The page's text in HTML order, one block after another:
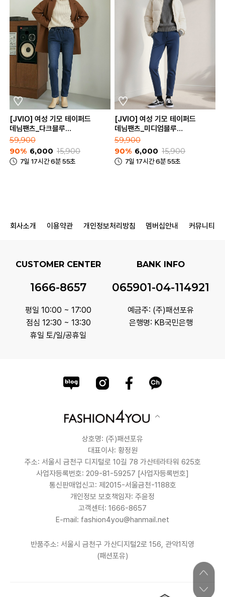
[JVIO] 여성 기모 테이퍼드
데님팬츠_다크블루
(LJ23F755DBL)
59,900
90% 6,000 15,900
7일 17시간 6분 55초
[JVIO] 여성 기모 테이퍼드
데님팬츠_미디엄블루
(LJ23F755MBL)
59,900
90% 6,000 15,900
7일 17시간 6분 55초
회사소개 이용약관 개인정보처리방침 멤버십안내 커뮤니티
CUSTOMER CENTER
1666-8657
평일 10:00 ~ 17:00
점심 12:30 ~ 13:30
휴일 토/일/공휴일
BANK INFO
065901-04-114921
예금주: (주)패션포유
은행명: KB국민은행
상호명: (주)패션포유
대표이사: 황정원
주소: 서울시 금천구 디지털로 10길 78 가산테라타워 625호
사업자등록번호: 209-81-59257 [사업자등록번호]
통신판매업신고: 제2015-서울금천-1188호
개인정보 보호책임자: 주윤정
고객센터: 1666-8657
E-mail: fashion4you@hanmail.net
반품주소: 서울시 금천구 가산디지털2로 156, 관악1직영
(패션포유)